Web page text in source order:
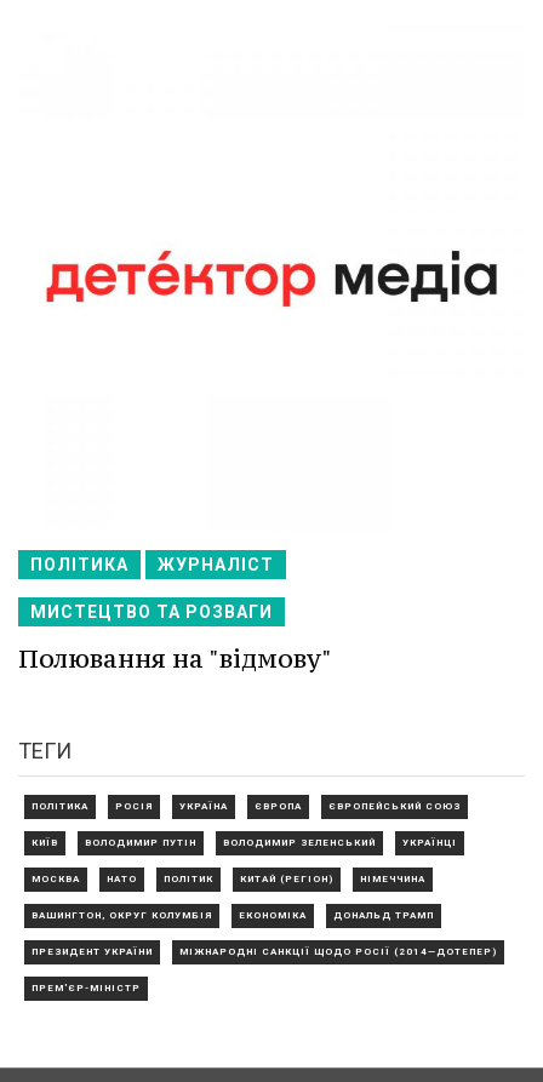
ПОЛІТИКА ЖУРНАЛІСТ
МИСТЕЦТВО ТА РОЗВАГИ
Полювання на "відмову"
ТЕГИ
ПОЛІТИКА РОСІЯ УКРАЇНА ЄВРОПА ЄВРОПЕЙСЬКИЙ СОЮЗ
КИЇВ ВОЛОДИМИР ПУТІН ВОЛОДИМИР ЗЕЛЕНСЬКИЙ УКРАЇНЦІ
МОСКВА НАТО ПОЛІТИК КИТАЙ (РЕГІОН) НІМЕЧЧИНА
ВАШИНГТОН, ОКРУГ КОЛУМБІЯ ЕКОНОМІКА ДОНАЛЬД ТРАМП
ПРЕЗИДЕНТ УКРАЇНИ МІЖНАРОДНІ САНКЦІЇ ЩОДО РОСІЇ (2014—ДОТЕПЕР)
ПРЕМ'ЄР-МІНІСТР